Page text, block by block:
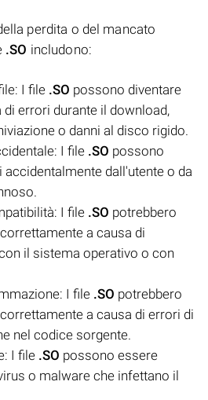
perdita o del mancato
.SO includono:
I file .SO possono diventare
errori durante il download,
o danni al disco rigido.
I file .SO possono
dall'utente o da
I file .SO potrebbero
a causa di
il sistema operativo o con
I file .SO potrebbero
a causa di errori di
nel codice sorgente.
I file .SO possono essere
o malware che infettano il